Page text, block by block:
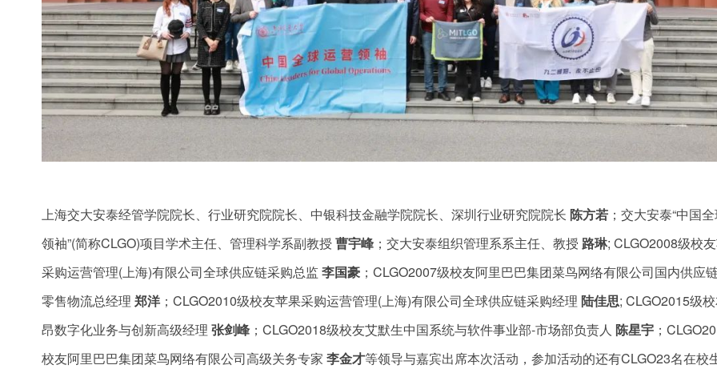
上海交大安泰经管学院院长、行业研究院院长、中银科技金融学院院长、深圳行业研究院院长 陈方若 ；交大安泰“中国
领袖”(简称CLGO)项目学术主任、管理科学系副教授 曹宇峰 ；交大安泰组织管理系系主任、教授 路琳; CLGO2008级校
采购运营管理(上海)有限公司全球供应链采购总监 李国豪 ；CLGO2007级校友阿里巴巴集团菜鸟网络有限公司国内供应
零售物流总经理 郑洋；CLGO2010级校友苹果采购运营管理(上海)有限公司全球供应链采购经理 陆佳思; CLGO2015级
昂数字化业务与创新高级经理 张剑峰 ；CLGO2018级校友艾默生中国系统与软件事业部-市场部负责人 陈星宇 ；
校友阿里巴巴集团菜鸟网络有限公司高级关务专家 李金才等领导与嘉宾出席本次活动，参加活动的还有CLGO23名在校